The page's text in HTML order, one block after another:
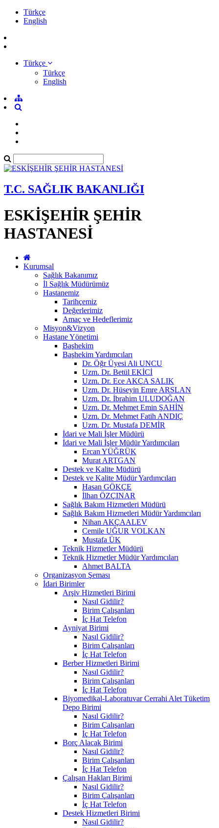
Türkçe
English
Türkçe
Türkçe
English
T.C. SAĞLIK BAKANLIĞI
ESKİŞEHİR ŞEHİR
HASTANESİ
Kurumsal
Sağlık Bakanımız
İl Sağlık Müdürümüz
Hastanemiz
Tarihçemiz
Değerlerimiz
Amaç ve Hedeflerimiz
Misyon&Vizyon
Hastane Yönetimi
Başhekim
Başhekim Yardımcıları
Dr. Öğr Üyesi Ali UNCU
Uzm. Dr. Betül EKİCİ
Uzm. Dr. Ece AKÇA SALIK
Uzm. Dr. Hüseyin Emre ARSLAN
Uzm. Dr. İbrahim ULUDOĞAN
Uzm. Dr. Mehmet Emin ŞAHİN
Uzm. Dr. Mehmet Fatih ANDIÇ
Uzm. Dr. Mustafa DEMİR
İdari ve Mali İşler Müdürü
İdari ve Mali İşler Müdür Yardımcıları
Ercan YÜĞRÜK
Murat ARTGAN
Destek ve Kalite Müdürü
Destek ve Kalite Müdür Yardımcıları
Hasan GÖKÇE
İlhan ÖZÇINAR
Sağlık Bakım Hizmetleri Müdürü
Sağlık Bakım Hizmetleri Müdür Yardımcıları
Nihan AKÇAALEV
Cemile UĞUR VOLKAN
Mustafa ÜK
Teknik Hizmetler Müdürü
Teknik Hizmetler Müdür Yardımcıları
Ahmet BALTA
Organizasyon Şeması
İdari Birimler
Arşiv Hizmetleri Birimi
Nasıl Gidilir?
Birim Çalışanları
İç Hat Telefon
Ayniyat Birimi
Nasıl Gidilir?
Birim Çalışanları
İç Hat Telefon
Berber Hizmetleri Birimi
Nasıl Gidilir?
Birim Çalışanları
İç Hat Telefon
Biyomedikal-Laboratuvar Cerrahi Alet Tüketim
Depo Birimi
Nasıl Gidilir?
Birim Çalışanları
İç Hat Telefon
Borç Alacak Birimi
Nasıl Gidilir?
Birim Çalışanları
İç Hat Telefon
Çalışan Hakları Birimi
Nasıl Gidilir?
Birim Çalışanları
İç Hat Telefon
Destek Hizmetleri Birimi
Nasıl Gidilir?